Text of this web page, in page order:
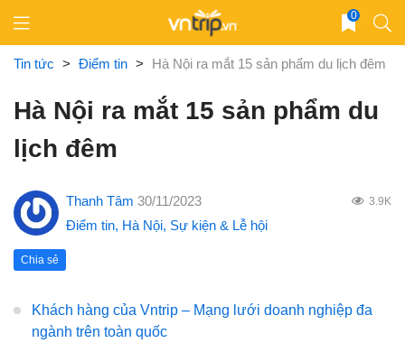
content
0
Tin tức > Điểm tin > Hà Nội ra mắt 15 sản phẩm du lịch đêm
Hà Nội ra mắt 15 sản phẩm du
lịch đêm
Thanh Tâm 30/11/2023 3.9K
Điểm tin, Hà Nội, Sự kiện & Lễ hội
Chia sẻ
Khách hàng của Vntrip – Mạng lưới doanh nghiệp đa
ngành trên toàn quốc